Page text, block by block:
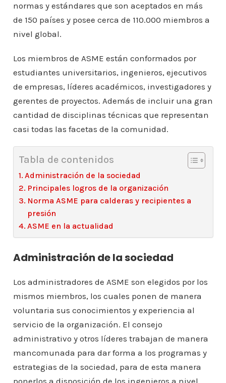
normas y estándares que son aceptados en más
de 150 países y posee cerca de 110.000 miembros a
nivel global.
Los miembros de ASME están conformados por
estudiantes universitarios, ingenieros, ejecutivos
de empresas, líderes académicos, investigadores y
gerentes de proyectos. Además de incluir una gran
cantidad de disciplinas técnicas que representan
casi todas las facetas de la comunidad.
Tabla de contenidos
Administración de la sociedad
Principales logros de la organización
Norma ASME para calderas y recipientes a
presión
ASME en la actualidad
Administración de la sociedad
Los administradores de ASME son elegidos por los
mismos miembros, los cuales ponen de manera
voluntaria sus conocimientos y experiencia al
servicio de la organización. El consejo
administrativo y otros líderes trabajan de manera
mancomunada para dar forma a los programas y
estrategias de la sociedad, para de esta manera
ponerlos a disposición de los ingenieros a nivel